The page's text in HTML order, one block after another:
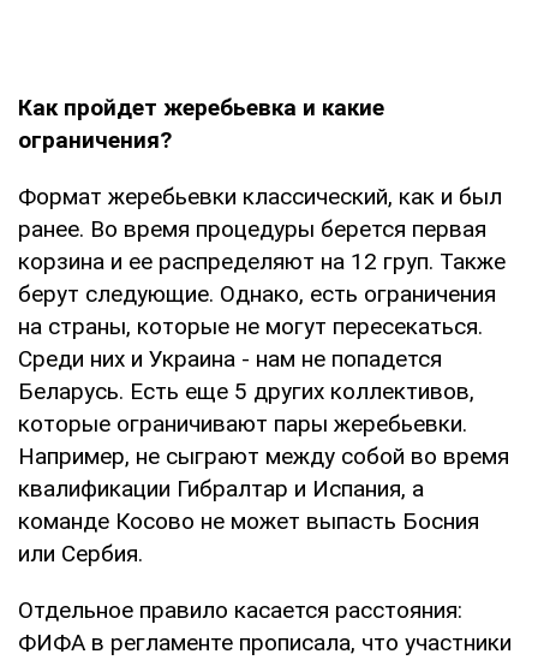
Как пройдет жеребьевка и какие
ограничения?
Формат жеребьевки классический, как и был
ранее. Во время процедуры берется первая
корзина и ее распределяют на 12 груп. Также
берут следующие. Однако, есть ограничения
на страны, которые не могут пересекаться.
Среди них и Украина - нам не попадется
Беларусь. Есть еще 5 других коллективов,
которые ограничивают пары жеребьевки.
Например, не сыграют между собой во время
квалификации Гибралтар и Испания, а
команде Косово не может выпасть Босния
или Сербия.
Отдельное правило касается расстояния:
ФИФА в регламенте прописала, что участники